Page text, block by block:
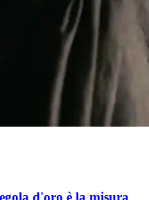
d'oro è la misura